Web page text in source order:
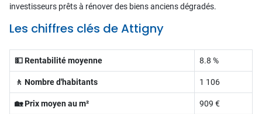
investisseurs prêts à rénover des biens anciens dégradés.
Les chiffres clés de Attigny
💵 Rentabilité moyenne 8.8 %
🚶 Nombre d'habitants 1 106
🏡 Prix moyen au m² 909 €